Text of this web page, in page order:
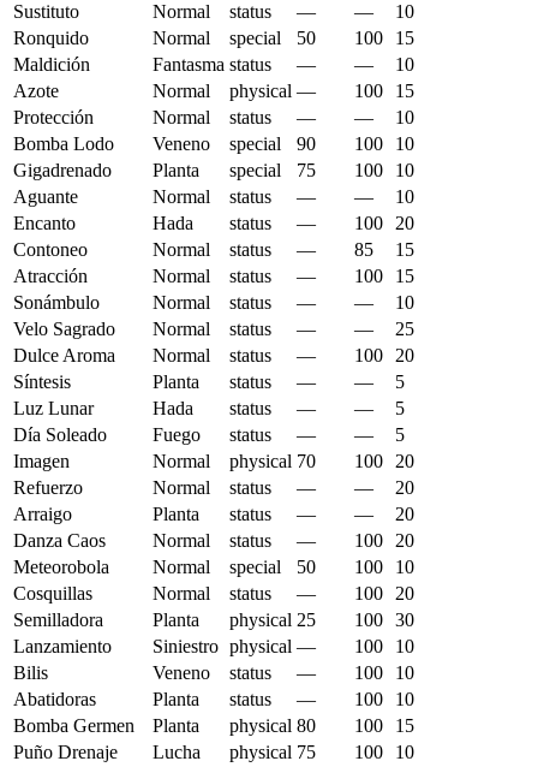
Sustituto
Normal status — —
10
Ronquido
Normal special 50 100
15
Maldición
Fantasma status — —
10
Azote
Normal physical — 100
15
Protección
Normal status — —
10
Bomba Lodo
Veneno special 90 100
10
Gigadrenado
Planta special 75 100
10
Aguante
Normal status — —
10
Encanto
Hada status — 100
20
Contoneo
Normal status — 85
15
Atracción
Normal status — 100
15
Sonámbulo
Normal status — —
10
Velo Sagrado
Normal status — —
25
Dulce Aroma
Normal status — 100
20
Síntesis
Planta status — —
5
Luz Lunar
Hada status — —
5
Día Soleado
Fuego status — —
5
Imagen
Normal physical 70 100
20
Refuerzo
Normal status — —
20
Arraigo
Planta status — —
20
Danza Caos
Normal status — 100
20
Meteorobola
Normal special 50 100
10
Cosquillas
Normal status — 100
20
Semilladora
Planta physical 25 100 30
Lanzamiento
Siniestro physical — 100
10
Bilis
Veneno status — 100
10
Abatidoras
Planta status — 100
10
Bomba Germen
Planta physical 80 100
15
Puño Drenaje
Lucha physical 75 100
10